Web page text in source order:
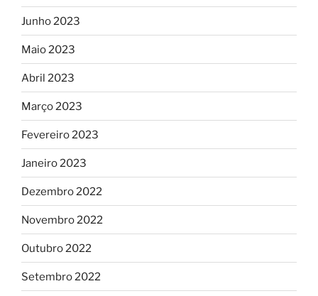
Junho 2023
Maio 2023
Abril 2023
Março 2023
Fevereiro 2023
Janeiro 2023
Dezembro 2022
Novembro 2022
Outubro 2022
Setembro 2022